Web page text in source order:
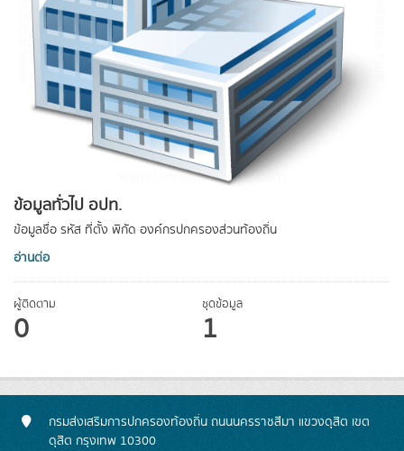
ข้อมูลทั่วไป อปท.
ข้อมูลชื่อ รหัส ที่ตั้ง พิกัด องค์กรปกครองส่วนท้องถิ่น
อ่านต่อ
ผู้ติดตาม
0
ชุดข้อมูล
1
กรมส่งเสริมการปกครองท้องถิ่น ถนนนครราชสีมา แขวงดุสิต เขต
ดุสิต กรุงเทพ 10300